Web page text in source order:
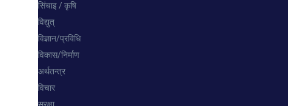
सिंचाइ / कृषि
विद्युत्
विज्ञान/प्रविधि
विकास/निर्माण
अर्थतन्त्र
विचार